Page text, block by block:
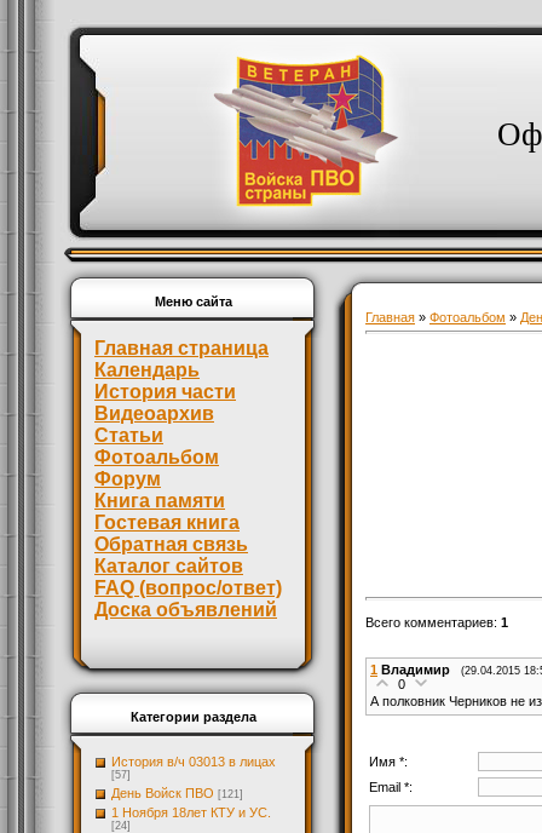
Меню сайта
Главная страница
Календарь
История части
Видеоархив
Статьи
Фотоальбом
Форум
Книга памяти
Гостевая книга
Обратная связь
Каталог сайтов
FAQ (вопрос/ответ)
Доска объявлений
Категории раздела
История в/ч 03013 в лицах
[57]
День Войск ПВО [121]
1 Ноября 18лет КТУ и УС.
[24]
Главная » Фотоальбом »
Всего комментариев: 1
1 Владимир (29.04.2015
0
А полковник Черников не
Имя *:
Email *: